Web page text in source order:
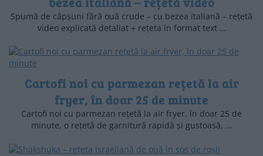
Spumă de căpșuni fără ouă crude – cu bezea italiană – rețetă
video explicată detaliat + rețeta în format text …
Cartofi noi cu parmezan rețetă la air
fryer, în doar 25 de minute
Cartofi noi cu parmezan rețetă la air fryer, în doar 25 de
minute, o rețetă de garnitură rapidă și gustoasă, …